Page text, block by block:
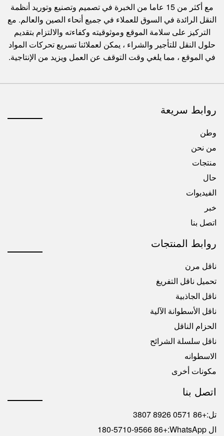
مع أكثر من 15 عاما من الخبرة في تصميم وتصنيع وتوريد أنظمة
النقل الرائدة في السوق للعملاء في جميع أنحاء الصين والعالم. مع
التركيز على سلامة الموقع وموثوقيته وكفاءته والالتزام بتقديم
حلول النقل للتأجير والشراء ، يمكن لعملائنا تسريع تحركات المواد
في الموقع ، مما يلغي وقت التوقف عن العمل ويزيد من الإنتاجية.
روابط سريعة
وطن
من نحن
منتجات
حال
الفيديوات
خبر
اتصل بنا
روابط المنتجات
ناقل مرن
تحميل ناقل التفريغ
ناقل الجاذبية
ناقل الأسطوانة الآلية
الحزام الناقل
ناقل سلسلة الشرائح
الاسطوانه
مكونات أخرى
اتصل بنا
تل:+86 0571 8926 3807
ال WhatsApp:
+86 180-5710-9566